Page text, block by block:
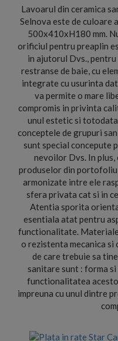
Lavoarul din ceramica
Selnova este de culoare
500x410xH180 mm.
orificiul pentru preaplin
in ajutorul Dvs.,
restranse de baie, cu
integrate cu usurinta
va permite o mare
compromis in privinta
unul estetic si
conceptele de grupuri
sunt special concepute
nevoilor Dvs. In
produselor din
armonizate intre ele
sfera privata cat si in
Atentia sporita
esentiala atat pentru
functionalitate.
o rezistenta mecanica si
de care trebuie sa
sanitare sunt : forma
functionalitatea
impreuna cu unul dintre